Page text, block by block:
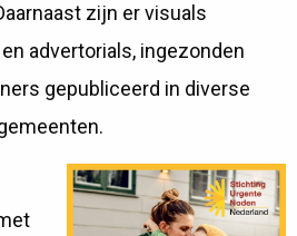
zijn er visuals
advertorials, ingezonden
gepubliceerd in diverse